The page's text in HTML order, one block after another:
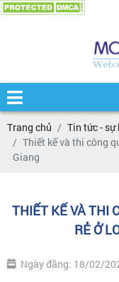
Trang chủ
Tin tức - sự
Thiết kế và thi công
Giang
THIẾT KẾ VÀ THI
RẺ Ở
Ngày đăng: 18/02/